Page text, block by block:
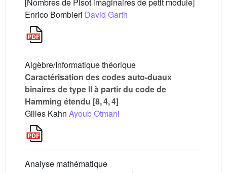
Enrico Bombieri David Garth
Algèbre/Informatique théorique
Caractérisation des codes auto-duaux
binaires de type II à partir du code de
Hamming étendu [8, 4, 4]
Gilles Kahn Ayoub Otmani
Analyse mathématique